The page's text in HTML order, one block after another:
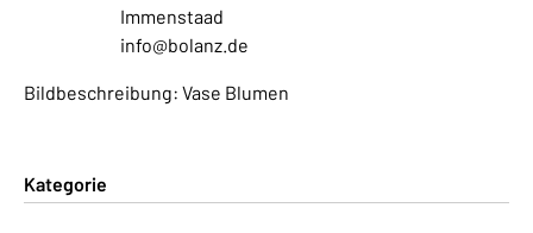
Immenstaad
info@bolanz.de
Bildbeschreibung: Vase Blumen
Kategorie